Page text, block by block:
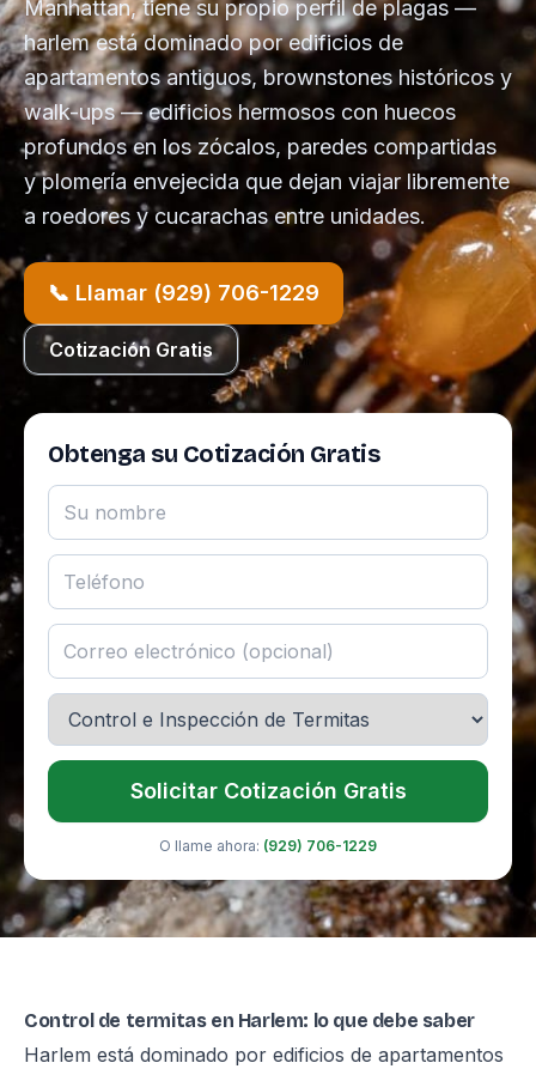
Manhattan, tiene su propio perfil de plagas —
harlem está dominado por edificios de
apartamentos antiguos, brownstones históricos y
walk-ups — edificios hermosos con huecos
profundos en los zócalos, paredes compartidas
y plomería envejecida que dejan viajar libremente
a roedores y cucarachas entre unidades.
📞 Llamar (929) 706-1229
Cotización Gratis
Obtenga su Cotización Gratis
Solicitar Cotización Gratis
O llame ahora: (929) 706-1229
Control de termitas en Harlem: lo que debe saber
Harlem está dominado por edificios de apartamentos